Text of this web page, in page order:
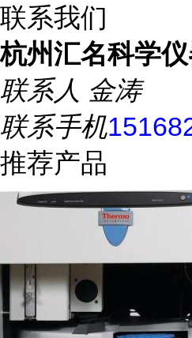
联系我们
杭州汇名科学
联系人 金涛
联系手机
推荐产品